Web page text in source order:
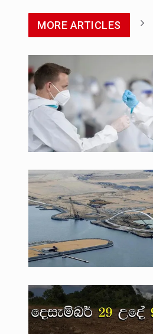
MORE ARTICLES